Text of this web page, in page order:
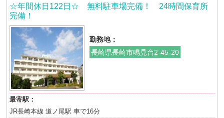
☆年間休日122日☆ 無料駐車場完備！ 24時間保育所
完備！
勤務地：
長崎県長崎市鳴見台2-45-20
最寄駅：
JR長崎本線 道ノ尾駅 車で16分